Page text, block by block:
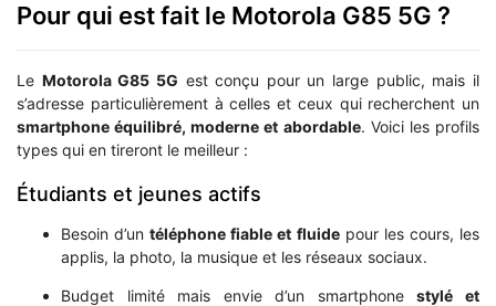
Pour qui est fait le Motorola G85 5G ?
Le Motorola G85 5G est conçu pour un large public, mais il
s’adresse particulièrement à celles et ceux qui recherchent un
smartphone équilibré, moderne et abordable. Voici les profils
types qui en tireront le meilleur :
Étudiants et jeunes actifs
Besoin d’untéléphone fiable et fluidepour les cours, les
applis, la photo, la musique et les réseaux sociaux.
Budget limité mais envie d’un smartphonestylé et